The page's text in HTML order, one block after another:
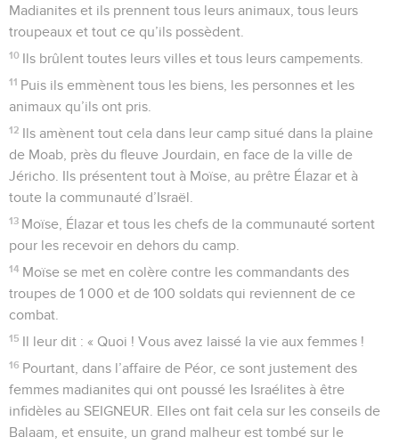
Madianites et ils prennent tous leurs animaux, tous leurs
troupeaux et tout ce qu’ils possèdent.
10 Ils brûlent toutes leurs villes et tous leurs campements.
11 Puis ils emmènent tous les biens, les personnes et les
animaux qu’ils ont pris.
12 Ils amènent tout cela dans leur camp situé dans la plaine
de Moab, près du fleuve Jourdain, en face de la ville de
Jéricho. Ils présentent tout à Moïse, au prêtre Élazar et à
toute la communauté d’Israël.
13 Moïse, Élazar et tous les chefs de la communauté sortent
pour les recevoir en dehors du camp.
14 Moïse se met en colère contre les commandants des
troupes de 1 000 et de 100 soldats qui reviennent de ce
combat.
15 Il leur dit : « Quoi ! Vous avez laissé la vie aux femmes !
16 Pourtant, dans l’affaire de Péor, ce sont justement des
femmes madianites qui ont poussé les Israélites à être
infidèles au SEIGNEUR. Elles ont fait cela sur les conseils de
Balaam, et ensuite, un grand malheur est tombé sur le